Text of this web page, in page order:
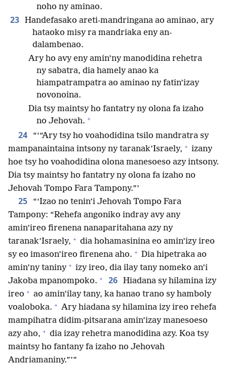
noho ny aminao.
23 Handefasako areti-mandringana ao aminao, ary
hataoko misy ra mandriaka eny an-
dalambenao.
Ary ho avy eny amin’ny manodidina rehetra
ny sabatra, dia hamely anao ka
hiampatrampatra ao aminao ny fatin’izay
novonoina.
Dia tsy maintsy ho fantatry ny olona fa izaho
no Jehovah. +
24
“‘“Ary tsy ho voahodidina tsilo mandratra sy
mampanaintaina intsony ny taranak’Israely, + izany
hoe tsy ho voahodidina olona manesoeso azy intsony.
Dia tsy maintsy ho fantatry ny olona fa izaho no
Jehovah Tompo Fara Tampony.”’
25
“‘Izao no tenin’i Jehovah Tompo Fara
Tampony: “Rehefa angoniko indray avy any
amin’ireo firenena nanaparitahana azy ny
taranak’Israely, + dia hohamasinina eo amin’izy ireo
sy eo imason’ireo firenena aho. + Dia hipetraka ao
amin’ny taniny + izy ireo, dia ilay tany nomeko an’i
Jakoba mpanompoko. + 26 Hiadana sy hilamina izy
ireo + ao amin’ilay tany, ka hanao trano sy hamboly
voaloboka. + Ary hiadana sy hilamina izy ireo rehefa
mampihatra didim-pitsarana amin’izay manesoeso
azy aho, + dia izay rehetra manodidina azy. Koa tsy
maintsy ho fantany fa izaho no Jehovah
Andriamaniny.”’”